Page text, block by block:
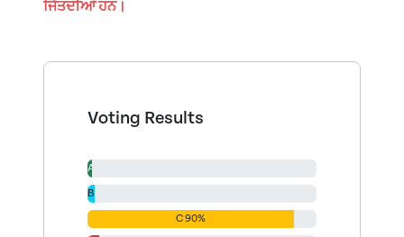
ਜਿੱਤਦੀਆਂ ਹਨ।
Voting Results
A 2%
B 3%
C 90%